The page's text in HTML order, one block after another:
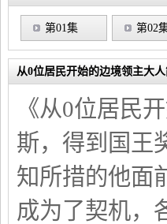
第01集 第02
从0位居民开始的边境领主大
《从0位居民
斯，得到国王
知所措的他面
成为了契机，